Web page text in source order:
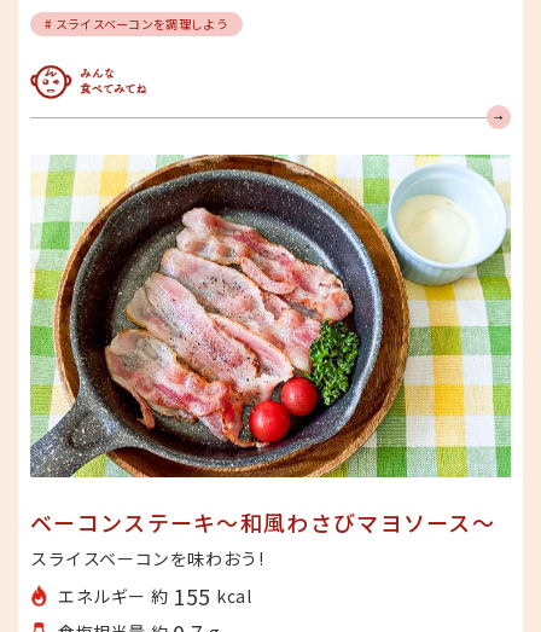
# スライスベーコンを調理しよう
みんな食べてみてね
ベーコンステーキ～和風わさびマヨソース～
スライスベーコンを味わおう!
エネルギー 約 155 kcal